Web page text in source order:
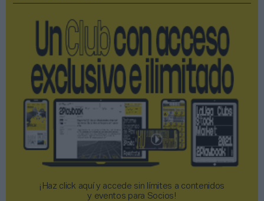
¡Haz click aquí y accede sin límites a contenidos
y eventos para Socios!​​​​​​​